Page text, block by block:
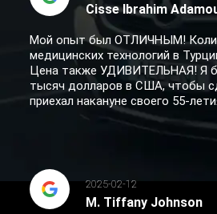
Cisse Ibrahim
Мой опыт был ОТЛИЧНЫМ!
медицинских технологий в
Цена также УДИВИТЕЛЬНАЯ! Я
тысяч долларов в США, чтобы
приехал накануне своего 55-
2025-02-12
M. Tiffany Johnson